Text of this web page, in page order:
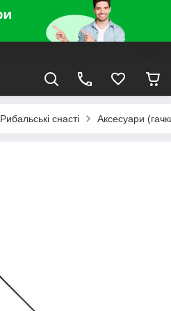
Рибальські снасті Аксесуари